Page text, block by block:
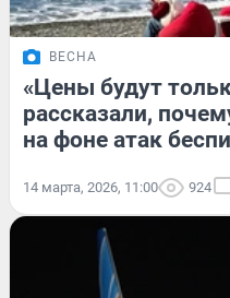
ВЕСНА
«Цены будут
рассказали,
на фоне атак
14 марта, 2026, 11:00 924